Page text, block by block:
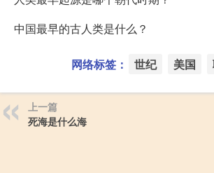
中国最早的古人类是什么？
网络标签： 世纪 美国
上一篇
死海是什么海